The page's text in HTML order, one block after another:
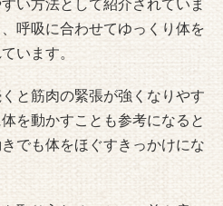
い方法として紹介されていま
呼吸に合わせてゆっくり体を
います。
と筋肉の緊張が強くなりやす
を動かすことも参考になると
でも体をほぐすきっかけにな